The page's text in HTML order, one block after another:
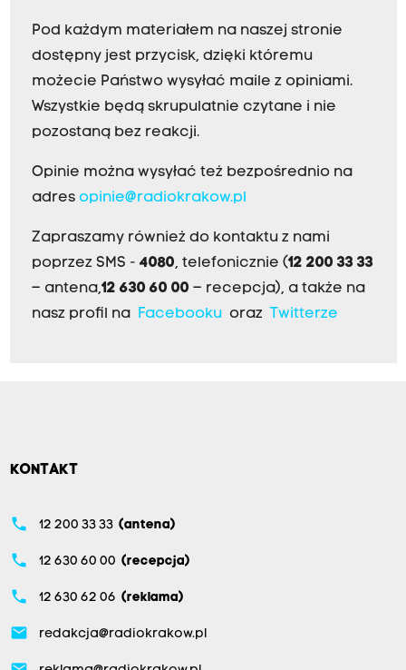
Pod każdym materiałem na naszej stronie
dostępny jest przycisk, dzięki któremu
możecie Państwo wysyłać maile z opiniami.
Wszystkie będą skrupulatnie czytane i nie
pozostaną bez reakcji.
Opinie można wysyłać też bezpośrednio na
adres opinie@radiokrakow.pl
Zapraszamy również do kontaktu z nami
poprzez SMS - 4080, telefonicznie (12 200 33 33
– antena,12 630 60 00 – recepcja), a także na
nasz profil na Facebookuoraz Twitterze
KONTAKT
phone 12 200 33 33 (antena)
phone 12 630 60 00 (recepcja)
phone 12 630 62 06 (reklama)
email redakcja@radiokrakow.pl